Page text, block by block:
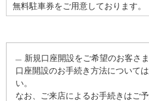
無料駐車券をご用意しております。
新規口座開設をご希望のお客さま
口座開設のお手続き方法については
い。
なお、ご来店によるお手続きはご